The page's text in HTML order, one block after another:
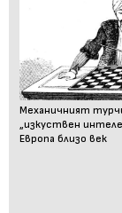
Механичният
„изкуствен
Европа близо век